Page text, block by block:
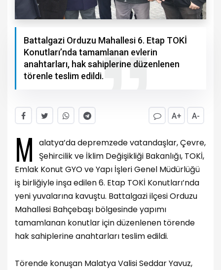
Battalgazi Orduzu Mahallesi 6. Etap TOKİ
Konutları’nda tamamlanan evlerin
anahtarları, hak sahiplerine düzenlenen
törenle teslim edildi.
A+ A-
M
alatya’da depremzede vatandaşlar, Çevre,
Şehircilik ve İklim Değişikliği Bakanlığı, TOKİ,
Emlak Konut GYO ve Yapı İşleri Genel Müdürlüğü
iş birliğiyle inşa edilen 6. Etap TOKİ Konutları’nda
yeni yuvalarına kavuştu. Battalgazi ilçesi Orduzu
Mahallesi Bahçebaşı bölgesinde yapımı
tamamlanan konutlar için düzenlenen törende
hak sahiplerine anahtarları teslim edildi.
Törende konuşan Malatya Valisi Seddar Yavuz,